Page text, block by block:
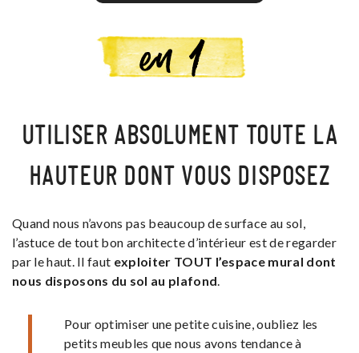
UTILISER ABSOLUMENT TOUTE LA
HAUTEUR DONT VOUS DISPOSEZ
Quand nous n’avons pas beaucoup de surface au sol,
l’astuce de tout bon architecte d’intérieur est de regarder
par le haut. Il faut exploiter TOUT l’espace mural dont
nous disposons du sol au plafond.
Pour optimiser une petite cuisine, oubliez les
petits meubles que nous avons tendance à